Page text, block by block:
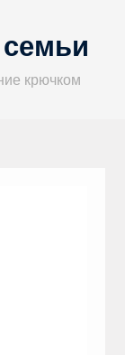
крючком